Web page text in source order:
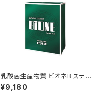
乳酸菌生産物質 ビオネB スティ
ック 10ml×30包
¥9,180